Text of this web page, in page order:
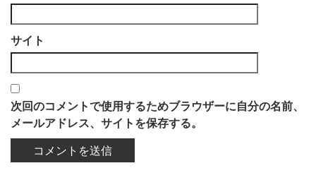
サイト
次回のコメントで使用するためブラウザーに自分の名前、
メールアドレス、サイトを保存する。